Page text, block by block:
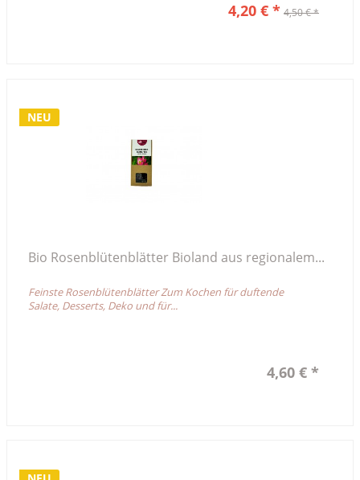
4,20 € * 4,50 € *
NEU
Bio Rosenblütenblätter Bioland aus regionalem...
Feinste Rosenblütenblätter Zum Kochen für duftende
Salate, Desserts, Deko und für...
4,60 € *